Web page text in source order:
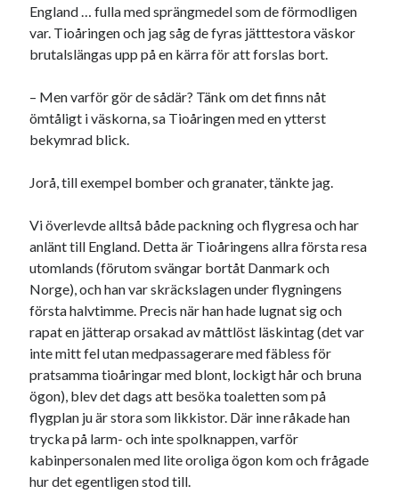
England … fulla med sprängmedel som de förmodligen
var. Tioåringen och jag såg de fyras jätttestora väskor
brutalslängas upp på en kärra för att forslas bort.
– Men varför gör de sådär? Tänk om det finns nåt
ömtåligt i väskorna, sa Tioåringen med en ytterst
bekymrad blick.
Jorå, till exempel bomber och granater, tänkte jag.
Vi överlevde alltså både packning och flygresa och har
anlänt till England. Detta är Tioåringens allra första resa
utomlands (förutom svängar bortåt Danmark och
Norge), och han var skräckslagen under flygningens
första halvtimme. Precis när han hade lugnat sig och
rapat en jätterap orsakad av måttlöst läskintag (det var
inte mitt fel utan medpassagerare med fäbless för
pratsamma tioåringar med blont, lockigt hår och bruna
ögon), blev det dags att besöka toaletten som på
flygplan ju är stora som likkistor. Där inne råkade han
trycka på larm- och inte spolknappen, varför
kabinpersonalen med lite oroliga ögon kom och frågade
hur det egentligen stod till.